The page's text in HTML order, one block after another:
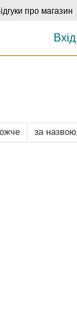
про магазин
Вхід
за назвою